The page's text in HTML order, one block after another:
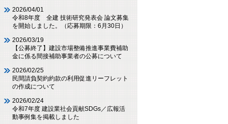
2026/04/01
令和8年度 全建 技術研究発表会 論文募集
を開始しました。（応募期限：6月30日）
2026/03/19
【公募終了】建設市場整備推進事業費補助
金に係る間接補助事業者の公募について
2026/02/25
民間請負契約約款の利用促進リーフレット
の作成について
2026/02/24
令和7年度 建設業社会貢献SDGs／広報活
動事例集を掲載しました